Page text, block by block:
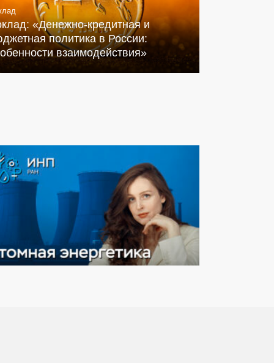
«Денежно-кредитная и
политика в России:
взаимодействия»